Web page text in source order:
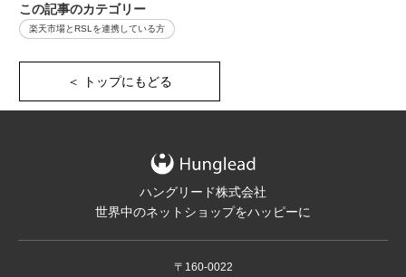
この記事のカテゴリー
楽天市場とRSLを連携している方
＜ トップにもどる
ハングリード株式会社
世界中のネットショップをハッピーに
〒160-0022